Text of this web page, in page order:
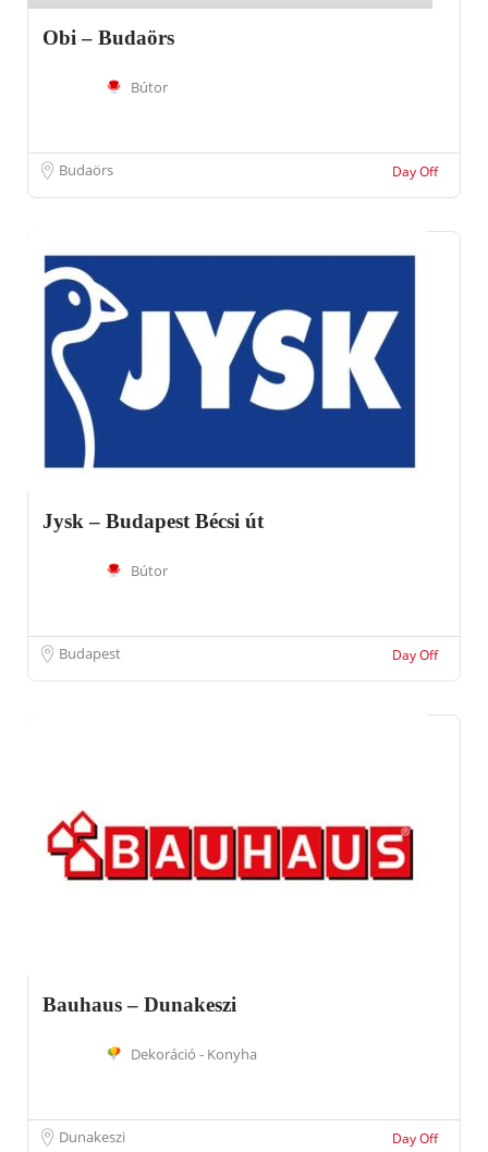
Obi – Budaörs
Bútor
Budaörs Day Off
Jysk – Budapest Bécsi út
Bútor
Budapest Day Off
Bauhaus – Dunakeszi
Dekoráció - Konyha
Dunakeszi Day Off